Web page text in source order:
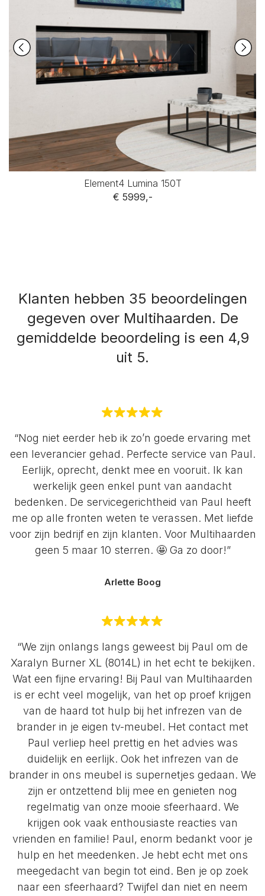
Element4 Lumina 150T
€ 5999,-
Klanten hebben 35 beoordelingen
gegeven over Multihaarden. De
gemiddelde beoordeling is een 4,9
uit 5.
“Nog niet eerder heb ik zo’n goede ervaring met
een leverancier gehad. Perfecte service van Paul.
Eerlijk, oprecht, denkt mee en vooruit. Ik kan
werkelijk geen enkel punt van aandacht
bedenken. De servicegerichtheid van Paul heeft
me op alle fronten weten te verassen. Met liefde
voor zijn bedrijf en zijn klanten. Voor Multihaarden
geen 5 maar 10 sterren. 🤩 Ga zo door!”
Arlette Boog
“We zijn onlangs langs geweest bij Paul om de
Xaralyn Burner XL (8014L) in het echt te bekijken.
Wat een fijne ervaring! Bij Paul van Multihaarden
is er echt veel mogelijk, van het op proef krijgen
van de haard tot hulp bij het infrezen van de
brander in je eigen tv-meubel. Het contact met
Paul verliep heel prettig en het advies was
duidelijk en eerlijk. Ook het infrezen van de
brander in ons meubel is supernetjes gedaan. We
zijn er ontzettend blij mee en genieten nog
regelmatig van onze mooie sfeerhaard. We
krijgen ook vaak enthousiaste reacties van
vrienden en familie! Paul, enorm bedankt voor je
hulp en het meedenken. Je hebt echt met ons
meegedacht van begin tot eind. Ben je op zoek
naar een sfeerhaard? Twijfel dan niet en neem